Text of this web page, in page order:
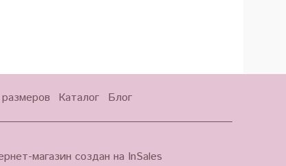
Каталог Блог
магазин создан на InSales